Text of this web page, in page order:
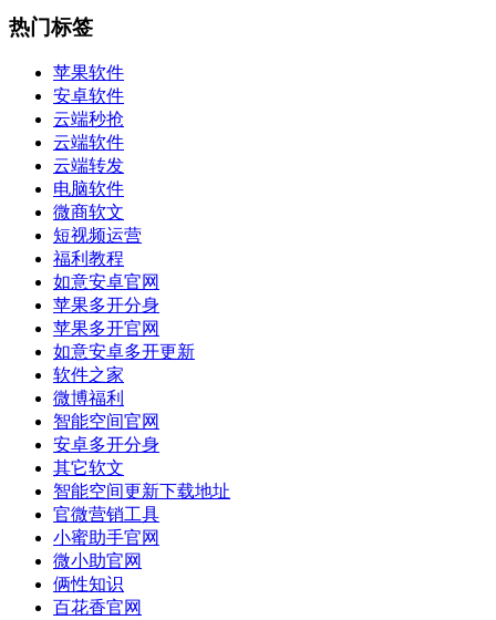
热门标签
苹果软件
安卓软件
云端秒抢
云端软件
云端转发
电脑软件
微商软文
短视频运营
福利教程
如意安卓官网
苹果多开分身
苹果多开官网
如意安卓多开更新
软件之家
微博福利
智能空间官网
安卓多开分身
其它软文
智能空间更新下载地址
官微营销工具
小蜜助手官网
微小助官网
俩性知识
百花香官网